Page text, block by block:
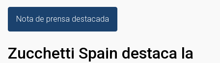
Nota de prensa destacada
Zucchetti Spain destaca la